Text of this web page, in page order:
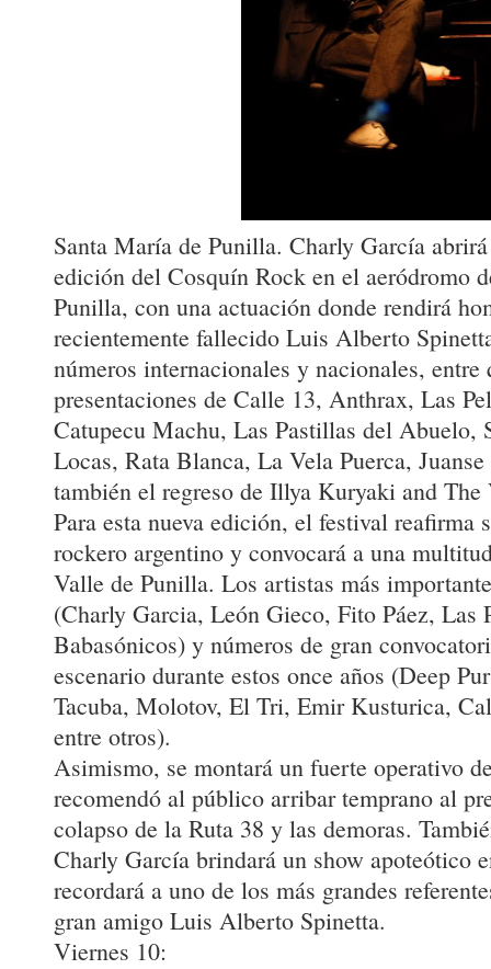
Santa María de Punilla. Charly García
edición del Cosquín Rock en el aeródromo
Punilla, con una actuación donde rendirá
recientemente fallecido Luis Alberto
números internacionales y nacionales, entre
presentaciones de Calle 13, Anthrax, Las
Catupecu Machu, Las Pastillas del Abuelo,
Locas, Rata Blanca, La Vela Puerca,
también el regreso de Illya Kuryaki and The
Para esta nueva edición, el festival reafirma
rockero argentino y convocará a una
Valle de Punilla. Los artistas más
(Charly Garcia, León Gieco, Fito Páez, Las
Babasónicos) y números de gran
escenario durante estos once años (Deep
Tacuba, Molotov, El Tri, Emir Kusturica,
entre otros).
Asimismo, se montará un fuerte operativo
recomendó al público arribar temprano al
colapso de la Ruta 38 y las demoras.
Charly García brindará un show apoteótico
recordará a uno de los más grandes
gran amigo Luis Alberto Spinetta.
Viernes 10: